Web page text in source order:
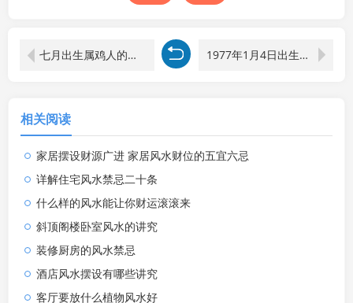
七月出生属鸡人的运势 七月属鸡人运势如何 1977年1月4日出生的人命好吗 是什么命
相关阅读
家居摆设财源广进 家居风水财位的五宜六忌
详解住宅风水禁忌二十条
什么样的风水能让你财运滚滚来
斜顶阁楼卧室风水的讲究
装修厨房的风水禁忌
酒店风水摆设有哪些讲究
客厅要放什么植物风水好